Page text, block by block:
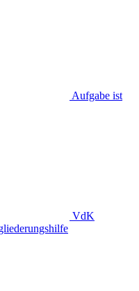
Aufgabe ist
VdK